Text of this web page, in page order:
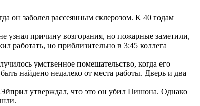
он заболел рассеянным склерозом. К 40 годам
узнал причину возгорания, но пожарные заметили,
работать, но приблизительно в 3:45 коллега
умственное помешательство, когда его
найдено недалеко от места работы. Дверь и два
утверждал, что это он убил Пишона. Однако